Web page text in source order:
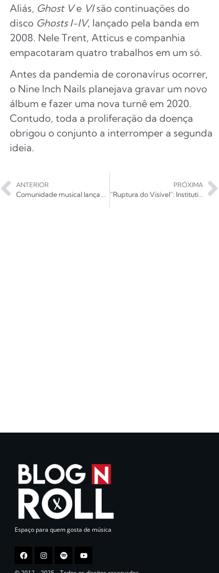
Aliás, Ghost Ve VIsão continuações do
disco Ghosts I-IV, lançado pela banda em
2008. Nele Trent, Atticus e companhia
empacotaram quatro trabalhos em um só.
Antes da pandemia de coronavírus ocorrer,
o Nine Inch Nails planejava gravar um novo
álbum e fazer uma nova turnê em 2020.
Contudo, toda a proliferação da doença
obrigou o conjunto a interromper a segunda
ideia.
ANTERIOR
Comunidade musical lança campanha #LoveRecordStores
PRÓXIMA
“Ruptura do Visível”: Institution lança novo álbum
Espaço para quem gosta de música